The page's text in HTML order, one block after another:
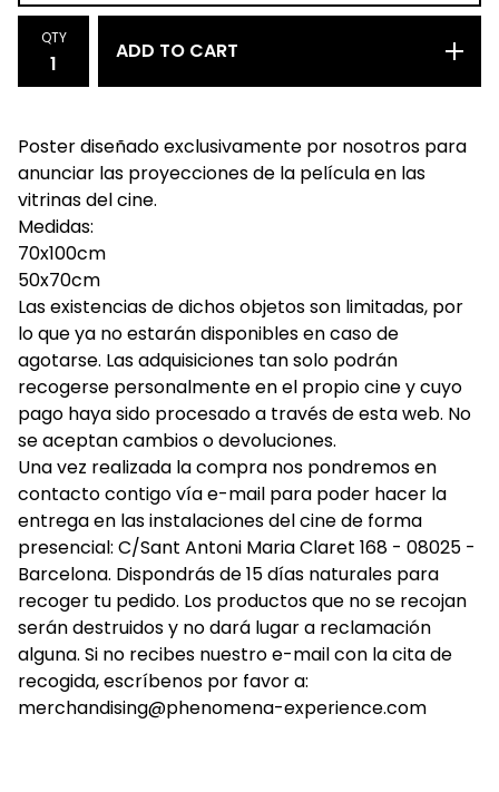
QTY
ADD TO CART
Poster diseñado exclusivamente por nosotros para
anunciar las proyecciones de la película en las
vitrinas del cine.
Medidas:
70x100cm
50x70cm
Las existencias de dichos objetos son limitadas, por
lo que ya no estarán disponibles en caso de
agotarse. Las adquisiciones tan solo podrán
recogerse personalmente en el propio cine y cuyo
pago haya sido procesado a través de esta web. No
se aceptan cambios o devoluciones.
Una vez realizada la compra nos pondremos en
contacto contigo vía e-mail para poder hacer la
entrega en las instalaciones del cine de forma
presencial: C/Sant Antoni Maria Claret 168 - 08025 -
Barcelona. Dispondrás de 15 días naturales para
recoger tu pedido. Los productos que no se recojan
serán destruidos y no dará lugar a reclamación
alguna. Si no recibes nuestro e-mail con la cita de
recogida, escríbenos por favor a:
merchandising@phenomena-experience.com